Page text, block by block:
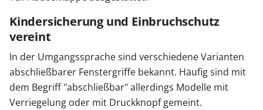
Kindersicherung und Einbruchschutz
vereint
In der Umgangssprache sind verschiedene Varianten
abschließbarer Fenstergriffe bekannt. Häufig sind mit
dem Begriff "abschließbar" allerdings Modelle mit
Verriegelung oder mit Druckknopf gemeint.